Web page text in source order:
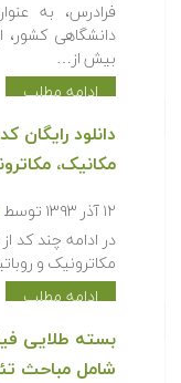
فرادرس، به
دانشگاهی کشور،
بیش از…
ادامه مطلب
دانلود
مکانیک،
۱۲ آذر ۱۳۹۳ توسط
در ادامه چند کد
مکاترونیک و
ادامه مطلب
شامل مباحث